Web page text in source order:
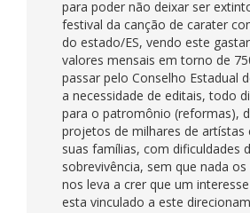
para poder não deixar ser
festival da canção de carater
do estado/ES, vendo este
valores mensais em torno de
passar pelo Conselho Estadual
a necessidade de editais, todo
para o patromônio (reformas),
projetos de milhares de artístas
suas famílias, com dificuldades
sobrevivência, sem que nada os
nos leva a crer que um
esta vinculado a este